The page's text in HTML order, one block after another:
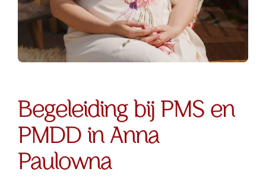
Begeleiding bij PMS en
PMDD in Anna
Paulowna